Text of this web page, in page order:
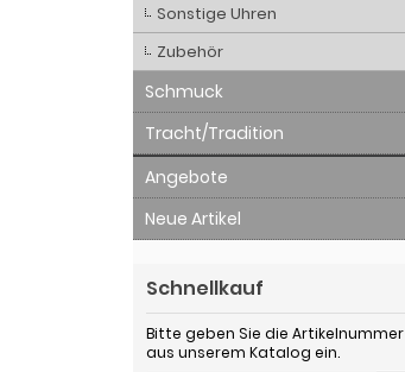
Sonstige Uhren
Zubehör
Schmuck
Tracht/Tradition
Angebote
Neue Artikel
Schnellkauf
Bitte geben Sie die Artikelnummer
aus unserem Katalog ein.